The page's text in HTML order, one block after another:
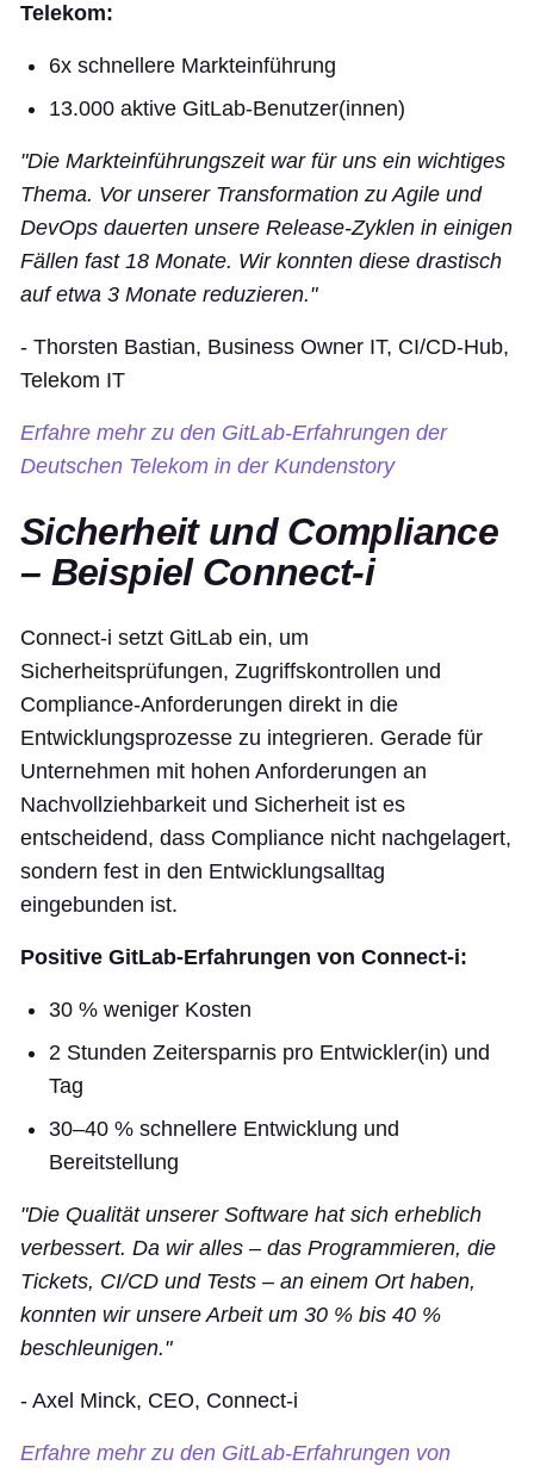
Telekom:
6x schnellere Markteinführung
13.000 aktive GitLab-Benutzer(innen)
"Die Markteinführungszeit war für uns ein wichtiges
Thema. Vor unserer Transformation zu Agile und
DevOps dauerten unsere Release-Zyklen in einigen
Fällen fast 18 Monate. Wir konnten diese drastisch
auf etwa 3 Monate reduzieren."
- Thorsten Bastian, Business Owner IT, CI/CD-Hub,
Telekom IT
Erfahre mehr zu den GitLab-Erfahrungen der
Deutschen Telekom in der Kundenstory
Sicherheit und Compliance
– Beispiel Connect-i
Connect-i setzt GitLab ein, um
Sicherheitsprüfungen, Zugriffskontrollen und
Compliance-Anforderungen direkt in die
Entwicklungsprozesse zu integrieren. Gerade für
Unternehmen mit hohen Anforderungen an
Nachvollziehbarkeit und Sicherheit ist es
entscheidend, dass Compliance nicht nachgelagert,
sondern fest in den Entwicklungsalltag
eingebunden ist.
Positive GitLab-Erfahrungen von Connect-i:
30 % weniger Kosten
2 Stunden Zeitersparnis pro Entwickler(in) und
Tag
30–40 % schnellere Entwicklung und
Bereitstellung
"Die Qualität unserer Software hat sich erheblich
verbessert. Da wir alles – das Programmieren, die
Tickets, CI/CD und Tests – an einem Ort haben,
konnten wir unsere Arbeit um 30 % bis 40 %
beschleunigen."
- Axel Minck, CEO, Connect-i
Erfahre mehr zu den GitLab-Erfahrungen von